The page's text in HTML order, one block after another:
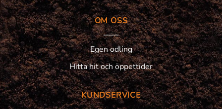
OM OSS
Egen odling
Hitta hit och öppettider
KUNDSERVICE